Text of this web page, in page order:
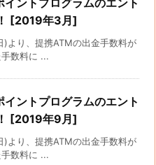
ントプログラムのエント
[2019年3月]
)より、提携ATMの出金手数料が
数料に ...
ントプログラムのエント
[2019年9月]
)より、提携ATMの出金手数料が
数料に ...